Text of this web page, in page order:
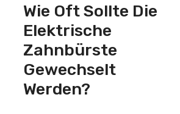
Wie Oft Sollte Die
Elektrische
Zahnbürste
Gewechselt
Werden?